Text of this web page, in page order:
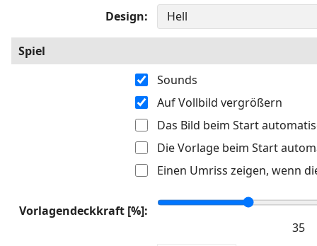
Design
Spiel
Sounds
Auf Vollbild vergrößern
Das Bild beim Start
Die Vorlage beim Start
Einen Umriss zeigen, wenn
Vorlagendeckkraft [%]